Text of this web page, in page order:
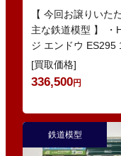
103系1200番代
色 基本5輌 Nセ
などの鉄道模型
【 今回お譲りいた
主な鉄道模型 】 ・
ジ エンドウ ES295
1200番代 東西線色
輌 Oセット …
[買取価格]
336,500円
鉄道模型